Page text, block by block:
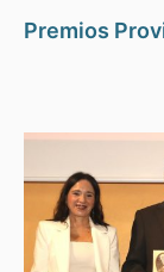
Premios